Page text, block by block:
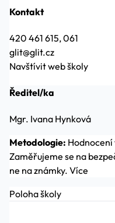
Kontakt
420 461 615, 061
glit@glit.cz
Navštívit web školy
Ředitel/ka
Mgr. Ivana Hynková
Metodologie: Hodnocení
Zaměřujeme se na
ne na známky. Více
Poloha školy